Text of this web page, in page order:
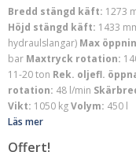
Bredd stängd käft: 1273
Höjd stängd käft: 1433
hydraulslangar) Max
bar Maxtryck rotation:
11-20 ton Rek. oljefl.
rotation: 48 l/min
Vikt: 1050 kgVolym: 450 l
Läs mer
Offert!